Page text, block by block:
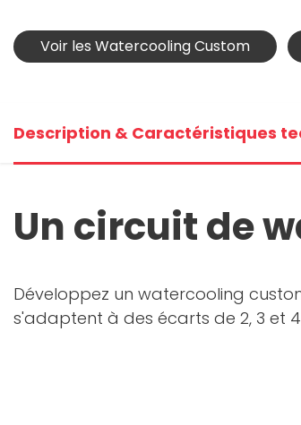
Voir les Watercooling Custom
Description & Caractéristiques
Un circuit de
Développez un watercooling
s'adaptent à des écarts de 2, 3 et